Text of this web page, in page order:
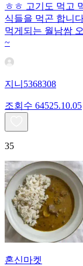
ㅎㅎ 고기도 먹고
식들을 먹곤 합니
먹게되는 월남쌈
~
지니5368308
조회수 64525.10.05
35
혼신마켓